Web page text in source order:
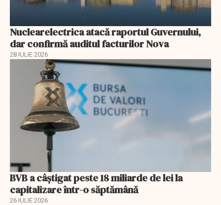
Nuclearelectrica atacă raportul Guvernului,
dar confirmă auditul facturilor Nova
28 IULIE 2026
BVB a câștigat peste 18 miliarde de lei la
capitalizare într-o săptămână
26 IULIE 2026